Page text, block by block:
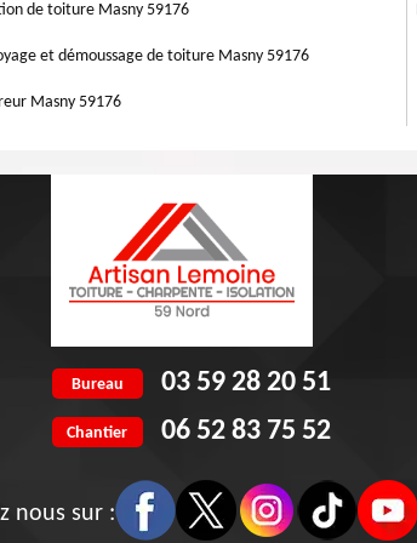
de toiture Masny 59176
et démoussage de toiture Masny 59176
Masny 59176
Bureau 03 59 28 20 51
Chantier 06 52 83 75 52
nous sur :